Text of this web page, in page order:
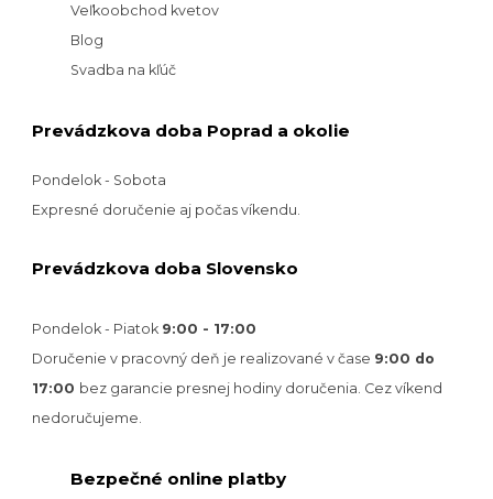
Veľkoobchod kvetov
Blog
Svadba na kľúč
Prevádzkova doba Poprad a okolie
Pondelok - Sobota
Expresné doručenie aj počas víkendu.
Prevádzkova doba Slovensko
Pondelok - Piatok 9:00 - 17:00
Doručenie v pracovný deň je realizované v čase 9:00 do
17:00 bez garancie presnej hodiny doručenia. Cez víkend
nedoručujeme.
Bezpečné online platby